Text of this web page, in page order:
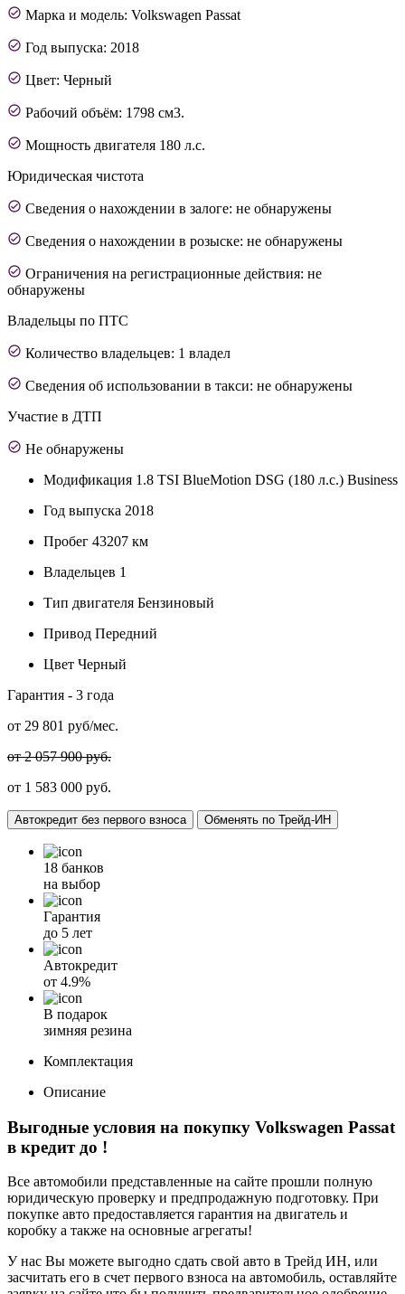
Марка и модель: Volkswagen Passat
Год выпуска: 2018
Цвет: Черный
Рабочий объём: 1798 см3.
Мощность двигателя 180 л.с.
Юридическая чистота
Сведения о нахождении в залоге: не обнаружены
Сведения о нахождении в розыске: не обнаружены
Ограничения на регистрационные действия: не
обнаружены
Владельцы по ПТС
Количество владельцев: 1 владел
Сведения об использовании в такси: не обнаружены
Участие в ДТП
Не обнаружены
Модификация 1.8 TSI BlueMotion DSG (180 л.с.) Business
Год выпуска 2018
Пробег 43207 км
Владельцев 1
Тип двигателя Бензиновый
Привод Передний
Цвет Черный
Гарантия - 3 года
от 29 801 руб/мес.
от 2 057 900 руб.
от 1 583 000 руб.
Автокредит без первого взноса Обменять по Трейд-ИН
18 банков
на выбор
Гарантия
до 5 лет
Автокредит
от 4.9%
В подарок
зимняя резина
Комплектация
Описание
Выгодные условия на покупку Volkswagen Passat
в кредит до !
Все автомобили представленные на сайте прошли полную
юридическую проверку и предпродажную подготовку. При
покупке авто предоставляется гарантия на двигатель и
коробку а также на основные агрегаты!
У нас Вы можете выгодно сдать свой авто в Трейд ИН, или
засчитать его в счет первого взноса на автомобиль, оставляйте